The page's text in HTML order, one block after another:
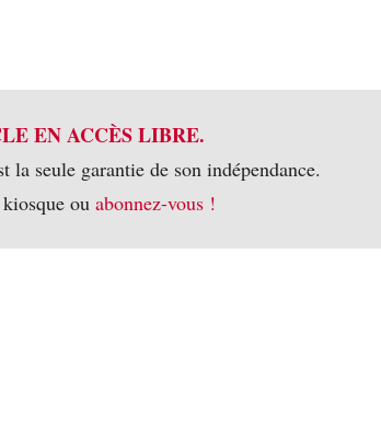
EN ACCÈS LIBRE.
la seule garantie de son indépendance.
ou abonnez-vous !